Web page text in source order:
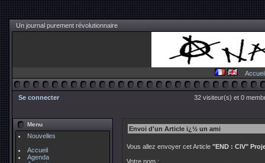
Un journal purement révolutionnaire
Accueil
Se connecter 32 visiteur(s) et 0
Menu
Nouvelles
Accueil
Agenda
Envoi d'un Article ï¿½ un ami
Vous allez envoyer cet Article "END : CIV"
Votre nom :